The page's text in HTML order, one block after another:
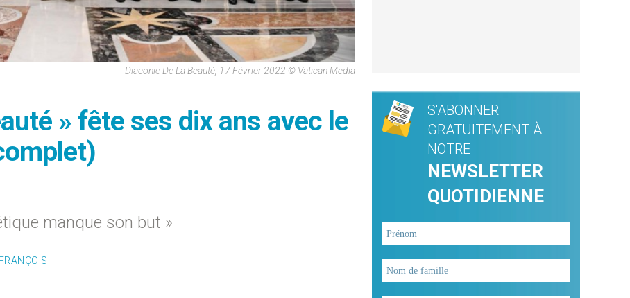
Diaconie De La Beauté, 17 Février 2022 © Vatican Media
» fête ses dix ans avec le
manque son but »
S'ABONNER
GRATUITEMENT À
NOTRE
NEWSLETTER
QUOTIDIENNE